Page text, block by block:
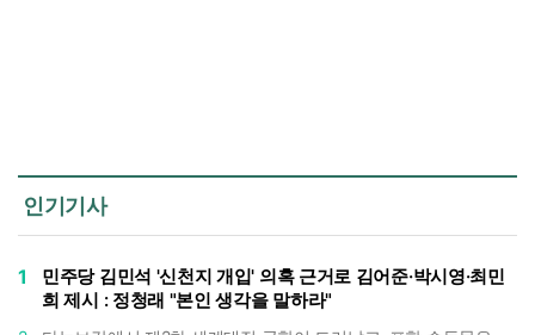
인기기사
1
민주당 김민석 '신천지 개입' 의혹 근거로 김어준·박시영·최민
희 제시 : 정청래 "본인 생각을 말하라"